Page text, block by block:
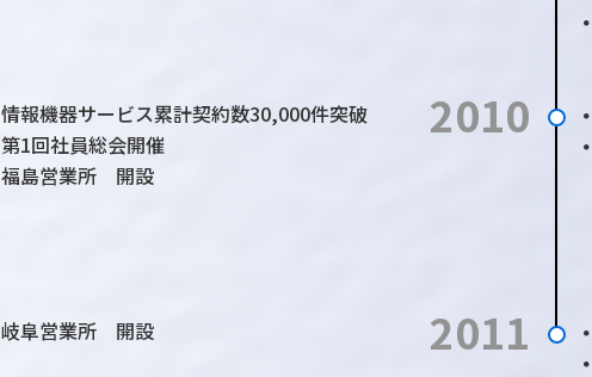
情報機器サービス累計契約数30,000件突破
第1回社員総会開催
福島営業所 開設
岐阜営業所 開設
●
2010 ●
●
2011 ●
●